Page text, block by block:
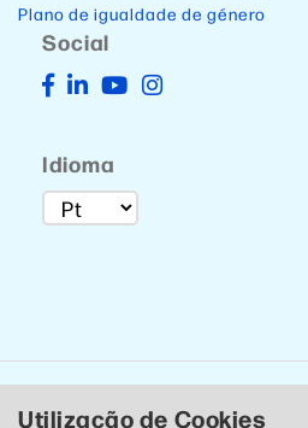
Plano de igualdade de género
Social
Idioma
Utilização de Cookies